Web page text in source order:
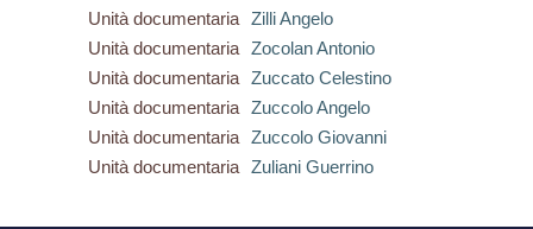
Unità documentaria
Zilli Angelo
Unità documentaria
Zocolan Antonio
Unità documentaria
Zuccato Celestino
Unità documentaria
Zuccolo Angelo
Unità documentaria
Zuccolo Giovanni
Unità documentaria
Zuliani Guerrino